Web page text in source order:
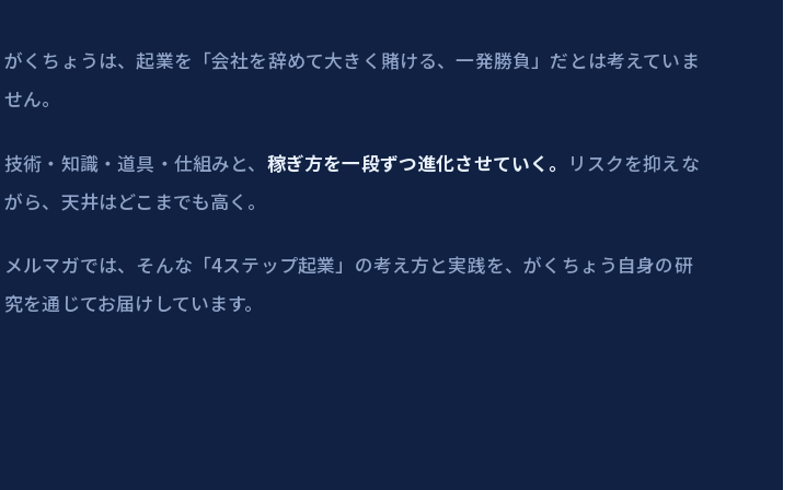
がくちょうは、起業を「会社を辞めて大きく賭ける、一発勝負」だとは考えていま
せん。
技術・知識・道具・仕組みと、 稼ぎ方を一段ずつ進化させていく。 リスクを抑えな
がら、天井はどこまでも高く。
メルマガでは、そんな「4ステップ起業」の考え方と実践を、がくちょう自身の研
究を通じてお届けしています。